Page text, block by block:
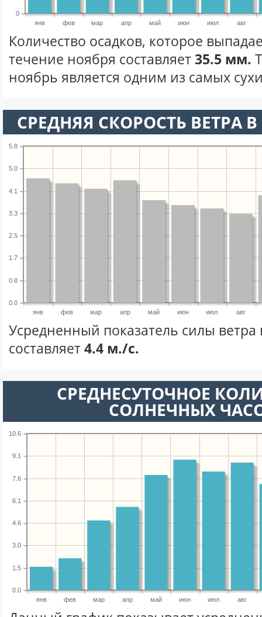
янв фев мар апр май июн июл авг
0
Количество осадков, которое
течение ноября составляет35.5 мм.
ноябрь является одним из самых
СРЕДНЯЯ СКОРОСТЬ ВЕТРА
янв фев мар апр май июн июл авг
0.0
0.8
1.7
2.5
3.3
4.1
5.0
5.8
Усредненный показатель силы ветра
составляет4.4 м./с.
СРЕДНЕСУТОЧНОЕ
СОЛНЕЧНЫХ
янв фев мар апр май июн июл авг
0.0
1.5
3.0
4.6
6.1
7.6
9.1
10.6